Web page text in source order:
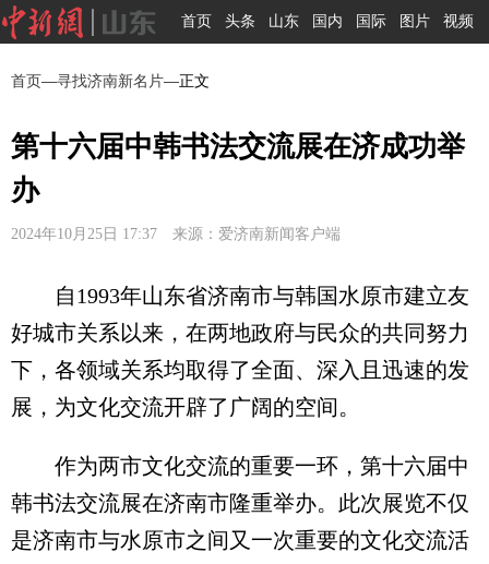
首页 头条 山东 国内 国际 图片 视频
首页—寻找济南新名片—正文
第十六届中韩书法交流展在济成功举
办
2024年10月25日 17:37 来源：爱济南新闻客户端
自1993年山东省济南市与韩国水原市建立友
好城市关系以来，在两地政府与民众的共同努力
下，各领域关系均取得了全面、深入且迅速的发
展，为文化交流开辟了广阔的空间。
作为两市文化交流的重要一环，第十六届中
韩书法交流展在济南市隆重举办。此次展览不仅
是济南市与水原市之间又一次重要的文化交流活